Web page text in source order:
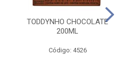
TODDYNHO CHOCOLATE
200ML
Código: 4526